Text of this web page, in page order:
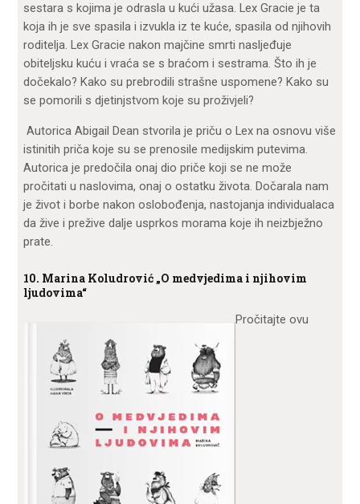
sestara s kojima je odrasla u kući užasa. Lex Gracie je ta
koja ih je sve spasila i izvukla iz te kuće, spasila od njihovih
roditelja. Lex Gracie nakon majčine smrti nasljeđuje
obiteljsku kuću i vraća se s braćom i sestrama. Što ih je
dočekalo? Kako su prebrodili strašne uspomene? Kako su
se pomorili s djetinjstvom koje su proživjeli?
Autorica Abigail Dean stvorila je priču o Lex na osnovu više
istinitih priča koje su se prenosile medijskim putevima.
Autorica je predočila onaj dio priče koji se ne može
pročitati u naslovima, onaj o ostatku života. Dočarala nam
je život i borbe nakon oslobođenja, nastojanja individualaca
da žive i prežive dalje usprkos morama koje ih neizbježno
prate.
10. Marina Koludrović „O medvjedima i njihovim
ljudovima“
Pročitajte ovu